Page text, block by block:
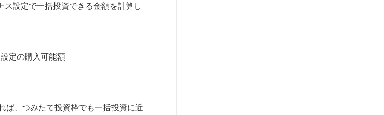
設定で一括投資できる金額を計算し
定の購入可能額
ば、つみたて投資枠でも一括投資に近